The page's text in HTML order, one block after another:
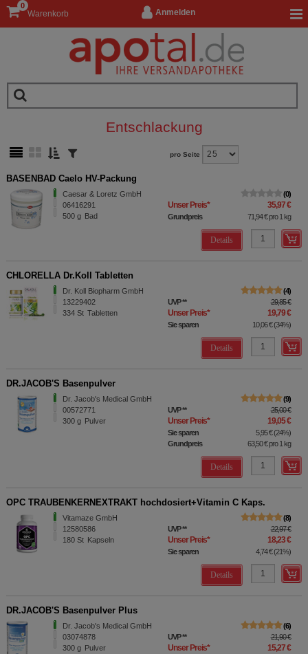
Anmelden
Warenkorb
0
Entschlackung
pro Seite
BASENBAD Caelo HV-Packung
Caesar & Loretz GmbH
06416291
500 g Bad
0
Unser Preis* 35,97 €
Grundpreis 71,94 €pro 1 kg
Details
CHLORELLA Dr.Koll Tabletten
Dr. Koll Biopharm GmbH
13229402
334 St Tabletten
4
UVP** 29,85 €
Unser Preis* 19,79 €
Sie sparen 10,06 €(34%)
Details
DR.JACOB'S Basenpulver
Dr. Jacob's Medical GmbH
00572771
300 g Pulver
9
UVP** 25,00 €
Unser Preis* 19,05 €
Sie sparen 5,95 €(24%)
Grundpreis
63,50 €pro 1 kg
Details
OPC TRAUBENKERNEXTRAKT hochdosiert+Vitamin C Kaps.
Vitamaze GmbH
12580586
180 St Kapseln
8
UVP** 22,97 €
Unser Preis* 18,23 €
Sie sparen 4,74 €(21%)
Details
DR.JACOB'S Basenpulver Plus
Dr. Jacob's Medical GmbH
03074878
300 g Pulver
6
UVP** 21,90 €
Unser Preis* 15,27 €